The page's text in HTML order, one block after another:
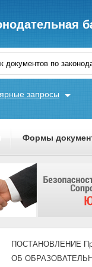
запросы
Формы
ПОСТАНОВЛЕНИЕ
ОБ